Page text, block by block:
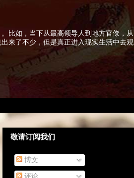
比如，当下从最高领导人到地方官僚，从
来了不少，但是真正进入现实生活中去观
敬请订阅我们
博文
评论